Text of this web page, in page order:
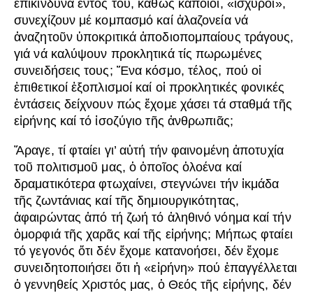
ἐπικίνδυνα ἐντός του, καθώς κάποιοι, «ἰσχυροί»,
συνεχίζουν μέ κομπασμό καί ἀλαζονεία νά
ἀναζητοῦν ὑποκριτικά ἀποδιοπομπαίους τράγους,
γιά νά καλύψουν προκλητικά τίς πωρωμένες
συνειδήσεις τους; Ἕνα κόσμο, τέλος, πού οἱ
ἐπιθετικοί ἐξοπλισμοί καί οἱ προκλητικές φονικές
ἐντάσεις δείχνουν πώς ἔχομε χάσει τά σταθμά τῆς
εἰρήνης καί τό ἰσοζύγιο τῆς ἀνθρωπιᾶς;
Ἄραγε, τί φταίει γι’ αὐτή τήν φαινομένη ἀποτυχία
τοῦ πολιτισμοῦ μας, ὁ ὁποῖος ὁλοένα καί
δραματικότερα φτωχαίνει, στεγνώνει τήν ἰκμάδα
τῆς ζωντάνιας καί τῆς δημιουργικότητας,
ἀφαιρώντας ἀπό τή ζωή τό ἀληθινό νόημα καί τήν
ὀμορφιά τῆς χαρᾶς καί τῆς εἰρήνης; Μήπως φταίει
τό γεγονός ὅτι δέν ἔχομε κατανοήσει, δέν ἔχομε
συνειδητοποιήσει ὅτι ἡ «εἰρήνη» πού ἐπαγγέλλεται
ὁ γεννηθείς Χριστός μας, ὁ Θεός τῆς εἰρήνης, δέν